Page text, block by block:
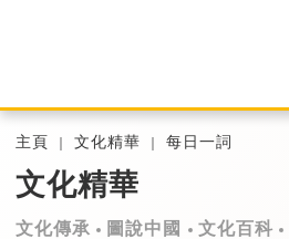
主頁 文化精華 每日一詞
文化精華
文化傳承 圖說中國 文化百科